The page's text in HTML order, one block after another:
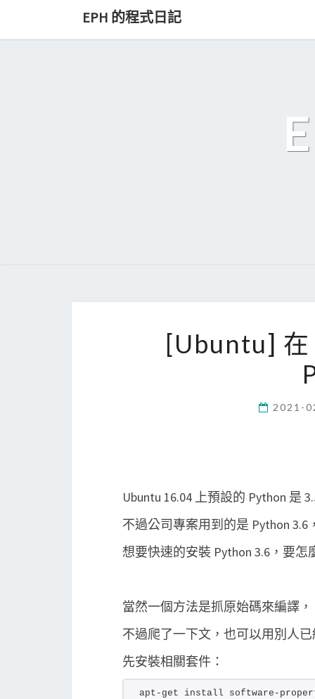
EPH 的程式日記
[Ubuntu]
2021-
Ubuntu 16.04 上預設的 Python 是
不過公司專案用到的是 Python 3.6，
想要快速的安裝 Python 3.6，要怎
當然一個方法是抓原始碼來編譯，
不過爬了一下文，也可以用別人
先安裝相關套件：
apt-get install software-